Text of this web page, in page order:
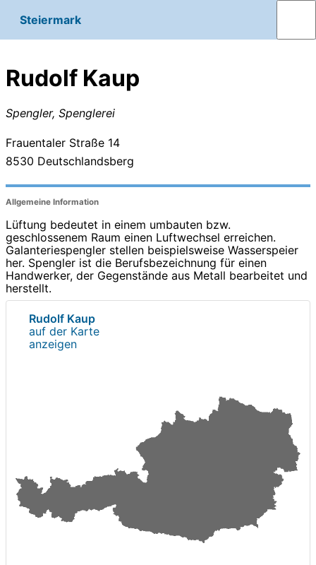
Steiermark
Rudolf Kaup
Spengler, Spenglerei
Frauentaler Straße 14
8530 Deutschlandsberg
Allgemeine Information
Lüftung bedeutet in einem umbauten bzw.
geschlossenem Raum einen Luftwechsel erreichen.
Galanteriespengler stellen beispielsweise Wasserspeier
her. Spengler ist die Berufsbezeichnung für einen
Handwerker, der Gegenstände aus Metall bearbeitet und
herstellt.
Rudolf Kaup
auf der Karte
anzeigen